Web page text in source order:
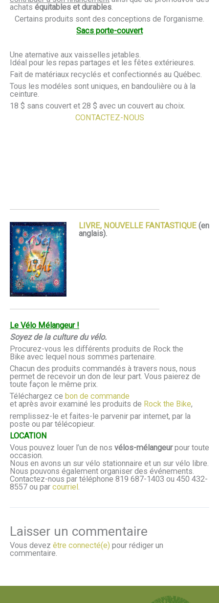
achats équitables et durables.
Certains produits sont des conceptions de l’organisme.
Sacs porte-couvert
Une aternative aux vaisselles jetables.
Idéal pour les repas partages et les fêtes extérieures.
Fait de matériaux recyclés et confectionnés au Québec.
Tous les modéles sont uniques, en bandoulière ou à la
ceinture.
18 $ sans couvert et 28 $ avec un couvert au choix.
CONTACTEZ-NOUS
LIVRE, NOUVELLE FANTASTIQUE(en
anglais).
Le Vélo Mélangeur !
Soyez de la culture du vélo.
Procurez-vous les différents produits de Rock the
Bike avec lequel nous sommes partenaire.
Chacun des produits commandés à travers nous, nous
permet de recevoir un don de leur part. Vous paierez de
toute façon le même prix.
Téléchargez ce bon de commande
et après avoir examiné les produits de Rock the Bike,
remplissez-le et faites-le parvenir par internet, par la
poste ou par télécopieur.
LOCATION
Vous pouvez louer l’un de nos vélos-mélangeurpour toute
occasion.
Nous en avons un sur vélo stationnaire et un sur vélo libre.
Nous pouvons également organiser des événements.
Contactez-nous par téléphone 819 687-1403 ou 450 432-
8557 ou par courriel.
Laisser un commentaire
Vous devez être connecté(e) pour rédiger un
commentaire.